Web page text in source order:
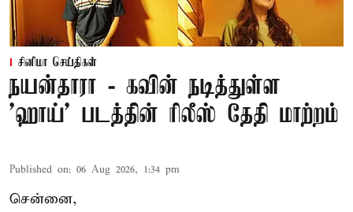
சினிமா செய்திகள்
நயன்தாரா - கவின் நடித்துள்ள
'ஹாய்' படத்தின் ரிலீஸ் தேதி மாற்றம்
Published on: 06 Aug 2026, 1:34 pm
சென்னை,